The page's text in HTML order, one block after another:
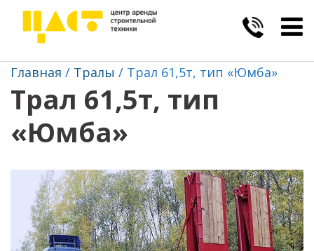
Главная Тралы Трал 61,5т, тип «Юмба»
Трал 61,5т, тип
«Юмба»